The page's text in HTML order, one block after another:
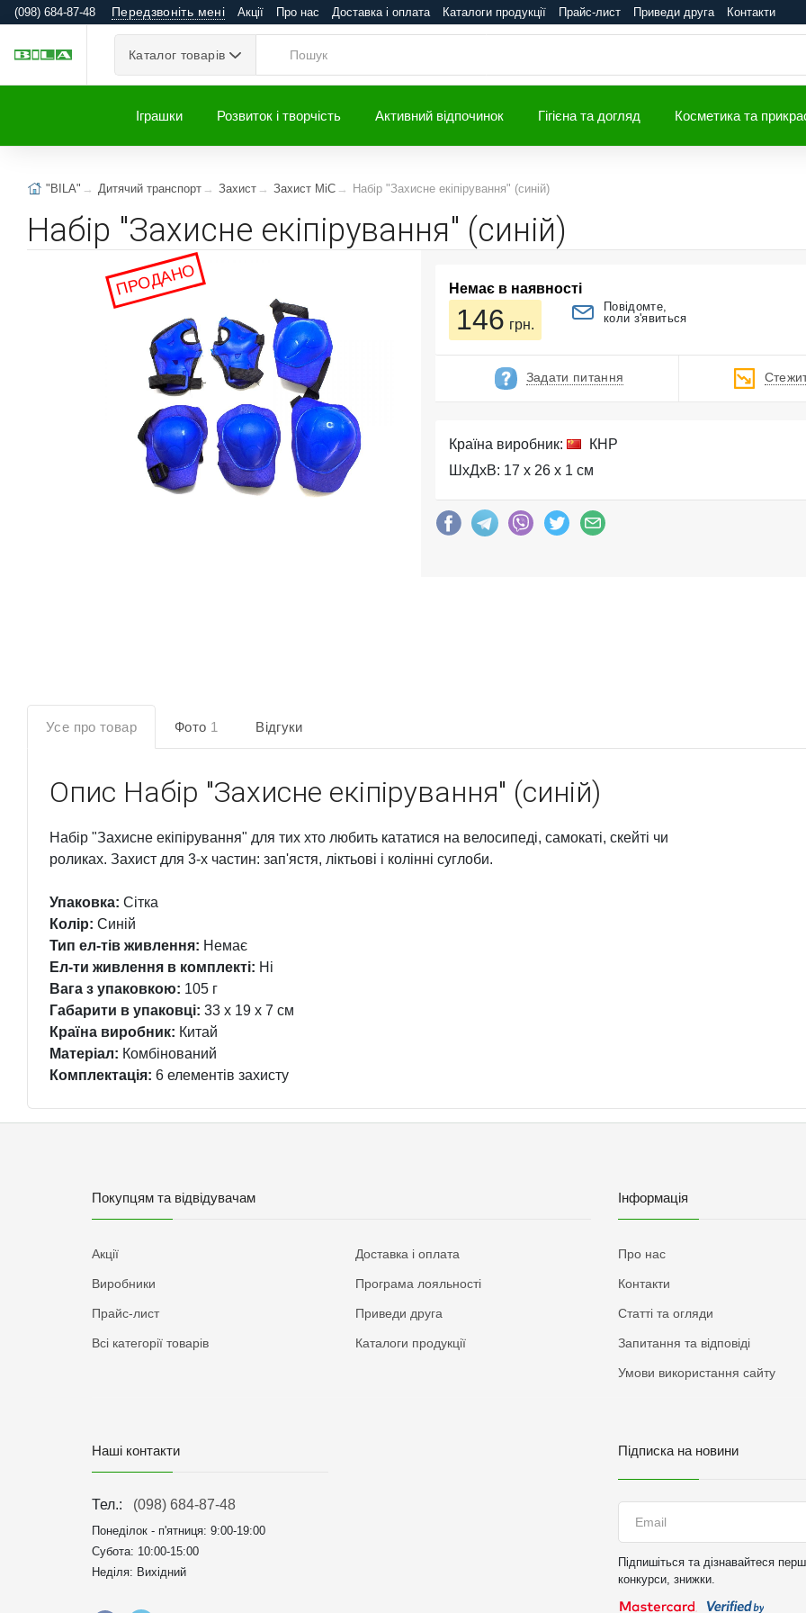
(098) 684-87-48 Передзвоніть мені Акції Про нас Доставка і оплата Каталоги продукції Прайс-лист Приведи друга Контакти
Каталог товарів
Іграшки Розвиток і творчість Активний відпочинок Гігієна та догляд Косметика та
"BILA" Дитячий транспорт Захист Захист MiC Набір "Захисне екіпірування" (синій)
Набір "Захисне екіпірування" (синій)
ПРОДАНО Немає в наявності
146 грн.
Повідомте,
коли з'явиться
Задати питання
Країна виробник:
КНР
ШхДхВ: 17 x 26 x 1 см
Усе про товар Фото 1 Відгуки
Опис Набір "Захисне екіпірування" (синій)
Набір "Захисне екіпірування" для тих хто любить кататися на велосипеді, самокаті, скейті чи
роликах. Захист для 3-х частин: зап'ястя, ліктьові і колінні суглоби.
Упаковка: Сітка
Колір: Синій
Тип ел-тів живлення: Немає
Ел-ти живлення в комплекті: Ні
Вага з упаковкою: 105 г
Габарити в упаковці: 33 x 19 x 7 см
Країна виробник: Китай
Матеріал: Комбінований
Комплектація: 6 елементів захисту
Покупцям та відвідувачам
Акції
Виробники
Прайс-лист
Всі категорії товарів
Доставка і оплата
Програма лояльності
Приведи друга
Каталоги продукції
Інформація
Про нас
Контакти
Статті та огляди
Запитання та відповіді
Умови використання сайту
Наші контакти
Тел.: (098) 684-87-48
Понеділок - п'ятниця: 9:00-19:00
Субота: 10:00-15:00
Неділя: Вихідний
Підписка на новини
Підпишіться та дізнавайтеся
конкурси, знижки.